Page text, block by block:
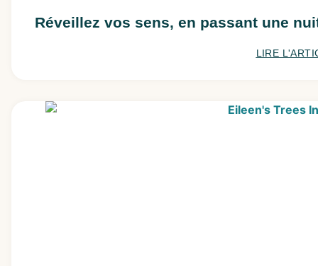
Réveillez vos sens, en passant une
LIRE